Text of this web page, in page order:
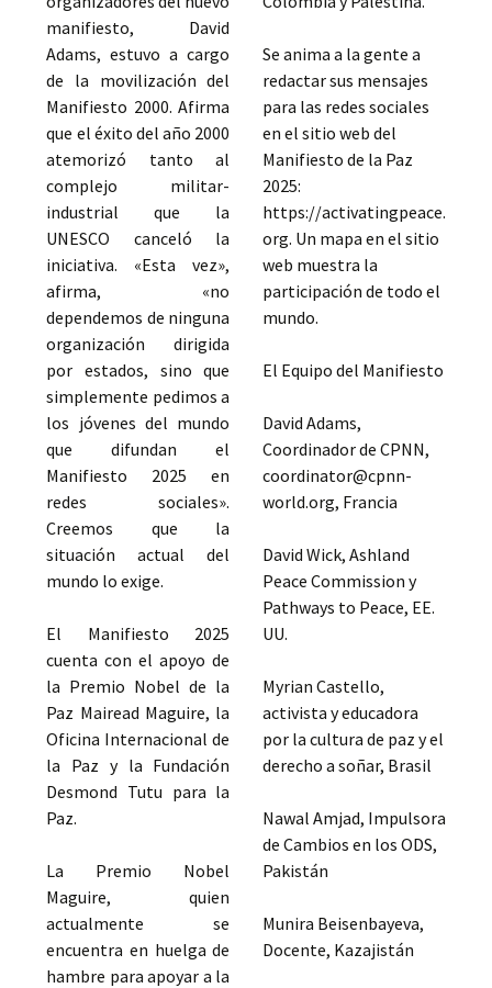
manifiesto, David
Adams, estuvo a cargo
de la movilización del
Manifiesto 2000. Afirma
que el éxito del año 2000
atemorizó tanto al
complejo militar-
industrial que la
UNESCO canceló la
iniciativa. «Esta vez»,
afirma, «no
dependemos de ninguna
organización dirigida
por estados, sino que
simplemente pedimos a
los jóvenes del mundo
que difundan el
Manifiesto 2025 en
redes sociales».
Creemos que la
situación actual del
mundo lo exige.
El Manifiesto 2025
cuenta con el apoyo de
la Premio Nobel de la
Paz Mairead Maguire, la
Oficina Internacional de
la Paz y la Fundación
Desmond Tutu para la
Paz.
La Premio Nobel
Maguire, quien
actualmente se
encuentra en huelga de
hambre para apoyar a la
Se anima a la gente a
redactar sus mensajes
para las redes sociales
en el sitio web del
Manifiesto de la Paz
2025:
https://activatingpeace.
org. Un mapa en el sitio
web muestra la
participación de todo el
mundo.
El Equipo del Manifiesto
David Adams,
Coordinador de CPNN,
coordinator@cpnn-
world.org, Francia
David Wick, Ashland
Peace Commission y
Pathways to Peace, EE.
UU.
Myrian Castello,
activista y educadora
por la cultura de paz y el
derecho a soñar, Brasil
Nawal Amjad, Impulsora
de Cambios en los ODS,
Pakistán
Munira Beisenbayeva,
Docente, Kazajistán